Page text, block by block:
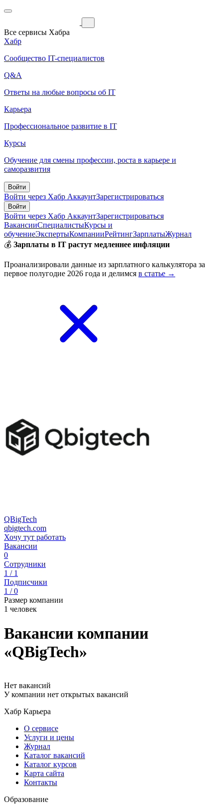
Все сервисы Хабра
Хабр
Сообщество IT-специалистов
Q&A
Ответы на любые вопросы об IT
Карьера
Профессиональное развитие в IT
Курсы
Обучение для смены профессии, роста в карьере и
саморазвития
Войти
Войти через Хабр АккаунтЗарегистрироваться
Войти
Войти через Хабр АккаунтЗарегистрироваться
ВакансииСпециалистыКурсы и
обучениеЭкспертыКомпанииРейтингЗарплатыЖурнал
💰 Зарплаты в IT растут медленнее инфляции
Проанализировали данные из зарплатного калькулятора за
первое полугодие 2026 года и делимся в статье →
QBigTech
qbigtech.com
Хочу тут работать
Вакансии
0
Сотрудники
1 / 1
Подписчики
1 / 0
Размер компании
1 человек
Вакансии компании
«QBigTech»
Нет вакансий
У компании нет открытых вакансий
Хабр Карьера
О сервисе
Услуги и цены
Журнал
Каталог вакансий
Каталог курсов
Карта сайта
Контакты
Образование